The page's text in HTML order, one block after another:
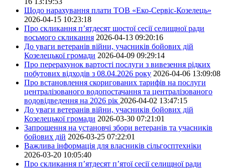
Щодо нарахування плати ТОВ «Еко-Сервіс-Козелець»
2026-04-15 10:23:18
Про скликання п’ятдесят шостої сесії селищної ради
восьмого скликання 2026-04-13 09:20:16
До уваги ветеранів війни, учасників бойових дій
Козелецької громади 2026-04-09 09:29:14
Про перерахунок вартості послуги з вивезення рідких
побутових відходів з 08.04.2026 року 2026-04-06 13:09:08
Про встановлення скоригованих тарифів на послуги
централізованого водопостачання та централізованого
водовідведення на 2026 рік 2026-04-02 13:47:15
До уваги ветеранів війни, учасників бойових дій
Козелецької громади 2026-03-30 07:21:01
Запрошення на установчі збори ветеранів та учасників
бойових дій 2026-03-25 07:22:01
Важлива інформація для власників сільгосптехніки
2026-03-20 10:05:40
Про скликання п’ятдесят п’ятої сесії селищної ради